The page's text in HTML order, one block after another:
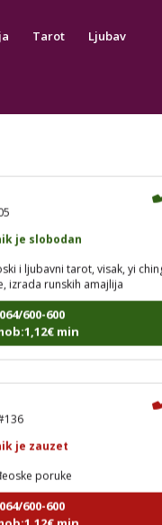
Tarot Ljubav
snova, rune, kristali,
min
je slobodan
i ljubavni tarot, visak, yi ching,
izrada runskih amajlija
600-600
min
je zauzet
poruke
600-600
min